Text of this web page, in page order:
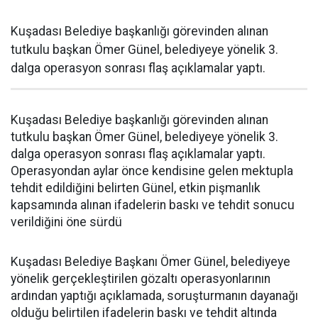
Kuşadası Belediye başkanlığı görevinden alınan
tutkulu başkan Ömer Günel, belediyeye yönelik 3.
dalga operasyon sonrası flaş açıklamalar yaptı.
Kuşadası Belediye başkanlığı görevinden alınan
tutkulu başkan Ömer Günel, belediyeye yönelik 3.
dalga operasyon sonrası flaş açıklamalar yaptı.
Operasyondan aylar önce kendisine gelen mektupla
tehdit edildiğini belirten Günel, etkin pişmanlık
kapsamında alınan ifadelerin baskı ve tehdit sonucu
verildiğini öne sürdü
Kuşadası Belediye Başkanı Ömer Günel, belediyeye
yönelik gerçekleştirilen gözaltı operasyonlarının
ardından yaptığı açıklamada, soruşturmanın dayanağı
olduğu belirtilen ifadelerin baskı ve tehdit altında